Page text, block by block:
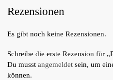
Rezensionen
Es gibt noch keine Rezensionen.
Schreibe die erste Rezension für
Du musst angemeldet sein, um
können.